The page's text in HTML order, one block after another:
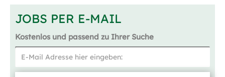
JOBS PER E-MAIL
Kostenlos und passend zu Ihrer Suche